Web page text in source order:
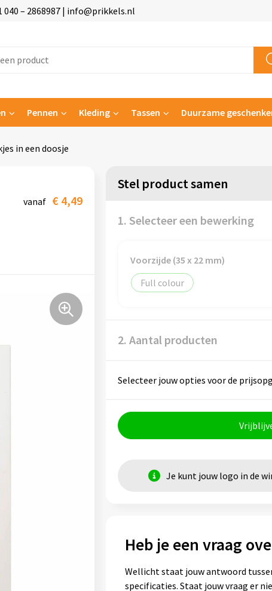
– 2868987 | info@prikkels.nl
Pennen Kleding Tassen Duurzame
in een doosje
vanaf € 4,49
Stel product samen
1. Selecteer een bewerking
Voorzijde (35 x 22 mm)
Full colour
2. Aantal producten
Selecteer jouw opties voor de
Je kunt jouw logo in de
Heb je een vraag
Wellicht staat jouw antwoord
specificaties. Staat jouw vraag er